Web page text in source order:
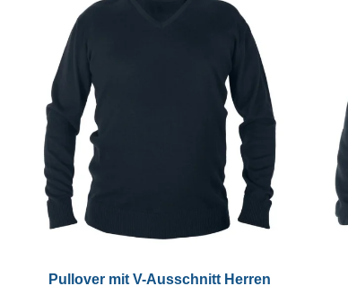
Pullover mit V-Ausschnitt Herren